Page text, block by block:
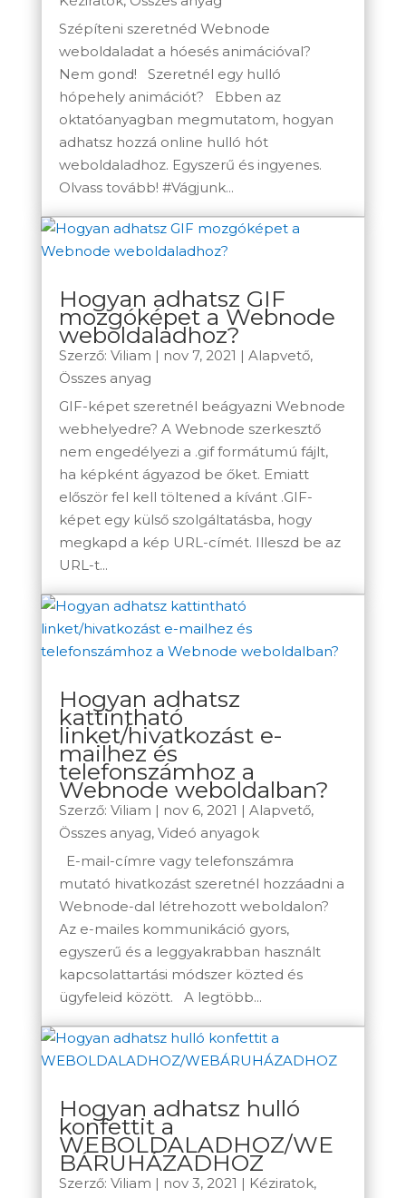
Szépíteni szeretnéd Webnode
weboldaladat a hóesés animációval?
Nem gond! Szeretnél egy hulló
hópehely animációt? Ebben az
oktatóanyagban megmutatom, hogyan
adhatsz hozzá online hulló hót
weboldaladhoz. Egyszerű és ingyenes.
Olvass tovább! #Vágjunk...
Hogyan adhatsz GIF
mozgóképet a Webnode
weboldaladhoz?
Szerző: Viliam | nov 7, 2021 | Alapvető,
Összes anyag
GIF-képet szeretnél beágyazni Webnode
webhelyedre? A Webnode szerkesztő
nem engedélyezi a .gif formátumú fájlt,
ha képként ágyazod be őket. Emiatt
először fel kell töltened a kívánt .GIF-
képet egy külső szolgáltatásba, hogy
megkapd a kép URL-címét. Illeszd be az
URL-t...
Hogyan adhatsz
kattintható
linket/hivatkozást e-
mailhez és
telefonszámhoz a
Webnode weboldalban?
Szerző: Viliam | nov 6, 2021 | Alapvető,
Összes anyag, Videó anyagok
E-mail-címre vagy telefonszámra
mutató hivatkozást szeretnél hozzáadni a
Webnode-dal létrehozott weboldalon?
Az e-mailes kommunikáció gyors,
egyszerű és a leggyakrabban használt
kapcsolattartási módszer közted és
ügyfeleid között. A legtöbb...
Hogyan adhatsz hulló
konfettit a
WEBOLDALADHOZ/WE
BÁRUHÁZADHOZ
Szerző: Viliam | nov 3, 2021 | Kéziratok,